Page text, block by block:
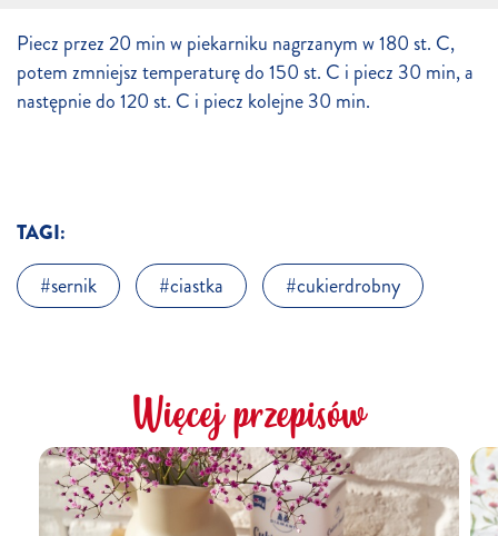
Piecz przez 20 min w piekarniku nagrzanym w 180 st. C,
potem zmniejsz temperaturę do 150 st. C i piecz 30 min, a
następnie do 120 st. C i piecz kolejne 30 min.
TAGI:
sernik
ciastka cukierdrobny
Więcej przepisów